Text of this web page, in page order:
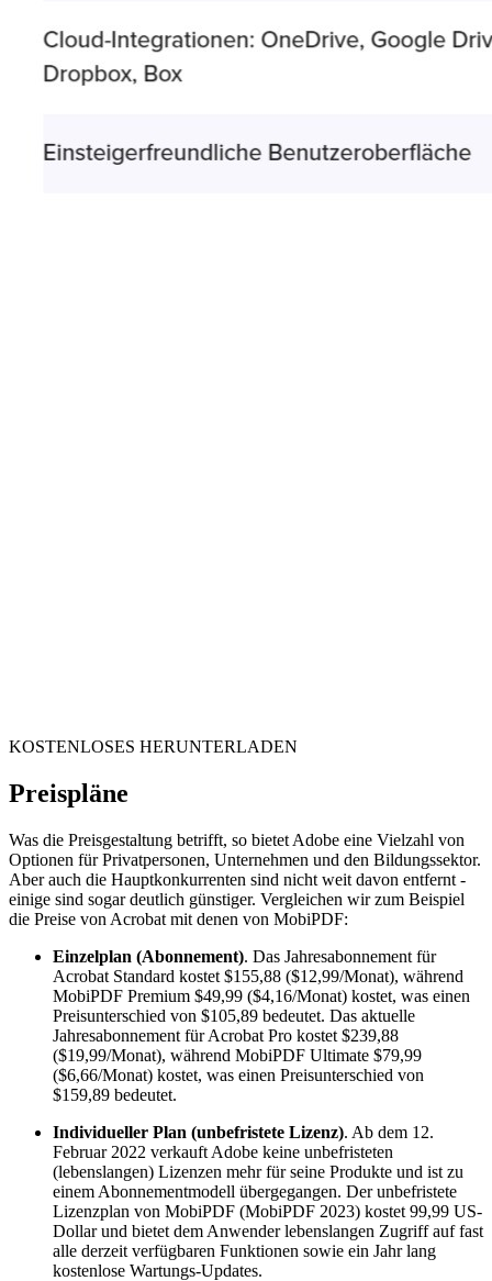
KOSTENLOSES HERUNTERLADEN
Preispläne
Was die Preisgestaltung betrifft, so bietet Adobe eine Vielzahl von
Optionen für Privatpersonen, Unternehmen und den Bildungssektor.
Aber auch die Hauptkonkurrenten sind nicht weit davon entfernt -
einige sind sogar deutlich günstiger. Vergleichen wir zum Beispiel
die Preise von Acrobat mit denen von MobiPDF:
Einzelplan (Abonnement). Das Jahresabonnement für
Acrobat Standard kostet $155,88 ($12,99/Monat), während
MobiPDF Premium $49,99 ($4,16/Monat) kostet, was einen
Preisunterschied von $105,89 bedeutet. Das aktuelle
Jahresabonnement für Acrobat Pro kostet $239,88
($19,99/Monat), während MobiPDF Ultimate $79,99
($6,66/Monat) kostet, was einen Preisunterschied von
$159,89 bedeutet.
Individueller Plan (unbefristete Lizenz). Ab dem 12.
Februar 2022 verkauft Adobe keine unbefristeten
(lebenslangen) Lizenzen mehr für seine Produkte und ist zu
einem Abonnementmodell übergegangen. Der unbefristete
Lizenzplan von MobiPDF (MobiPDF 2023) kostet 99,99 US-
Dollar und bietet dem Anwender lebenslangen Zugriff auf fast
alle derzeit verfügbaren Funktionen sowie ein Jahr lang
kostenlose Wartungs-Updates.